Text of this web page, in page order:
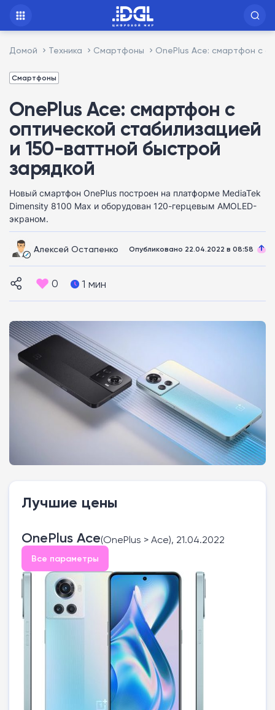
Домой Техника Смартфоны OnePlus Ace: смартфон с
Смартфоны
OnePlus Ace: смартфон с
оптической стабилизацией
и 150-ваттной быстрой
зарядкой
Новый смартфон OnePlus построен на платформе MediaTek
Dimensity 8100 Max и оборудован 120-герцевым AMOLED-
экраном.
Алексей Остапенко Опубликовано 22.04.2022 в 08:58
0 1 мин
Лучшие цены
OnePlus Ace(OnePlus > Ace), 21.04.2022
Все параметры